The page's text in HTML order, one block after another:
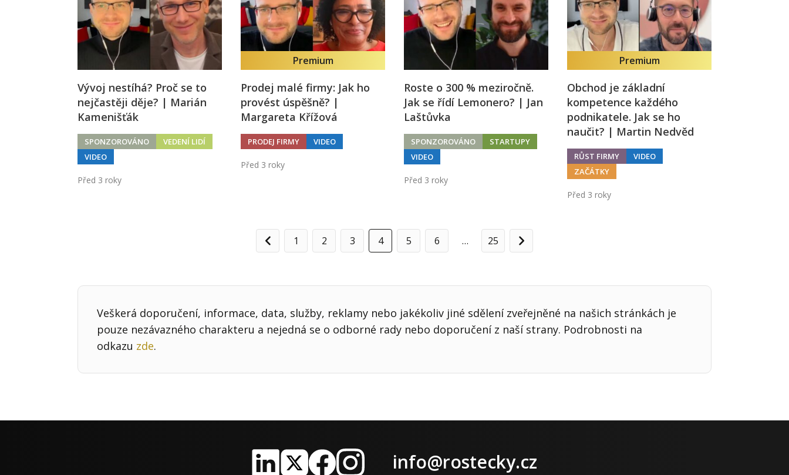
Vývoj nestíhá? Proč se to
nejčastěji děje? | Marián
Kamenišťák
SPONZOROVÁNO
VEDENÍ LIDÍ
VIDEO
Před 3 roky
Premium
Prodej malé firmy: Jak ho
provést úspěšně? |
Margareta Křížová
PRODEJ FIRMY VIDEO
Před 3 roky
Roste o 300 % meziročně.
Jak se řídí Lemonero? | Jan
Laštůvka
SPONZOROVÁNO
STARTUPY
VIDEO
Před 3 roky
Premium
Obchod je základní
kompetence každého
podnikatele. Jak se ho
naučit? | Martin Nedvěd
RŮST FIRMY
VIDEO
ZAČÁTKY
Před 3 roky
Předchozí
1 2 3 4 5 6 … 25
Další
Veškerá doporučení, informace, data, služby, reklamy nebo jakékoliv jiné sdělení zveřejněné na našich stránkách je
pouze nezávazného charakteru a nejedná se o odborné rady nebo doporučení z naší strany. Podrobnosti na
odkazu zde.
info@rostecky.cz